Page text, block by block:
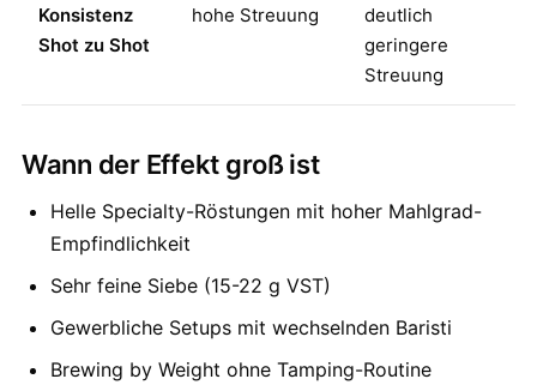
Konsistenz
Shot zu Shot
hohe Streuung
deutlich
geringere
Streuung
Wann der Effekt groß ist
Helle Specialty-Röstungen mit hoher Mahlgrad-
Empfindlichkeit
Sehr feine Siebe (15-22 g VST)
Gewerbliche Setups mit wechselnden Baristi
Brewing by Weight ohne Tamping-Routine